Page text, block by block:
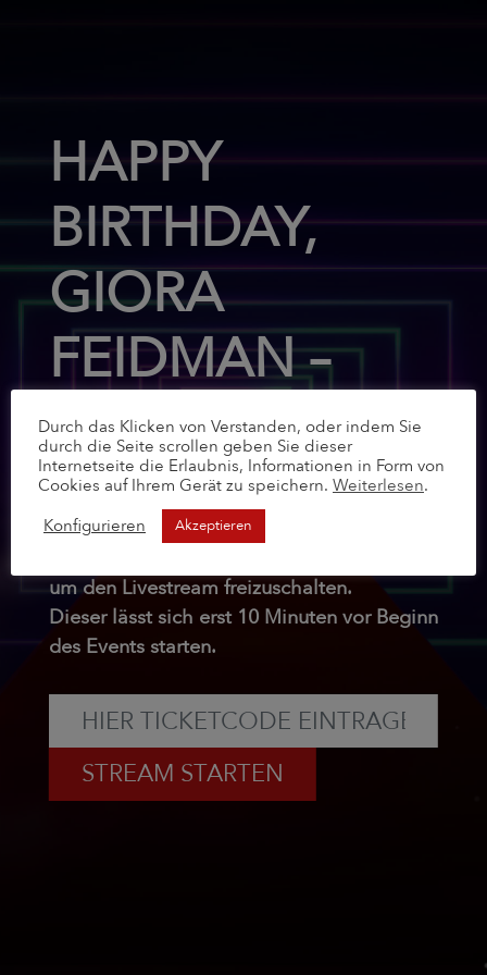
HAPPY
BIRTHDAY,
GIORA
FEIDMAN –
ESSEN
.. Uhr
um den Livestream freizuschalten.
Dieser lässt sich erst 10 Minuten vor Beginn
des Events starten.
STREAM STARTEN
Durch das Klicken von Verstanden, oder indem Sie
durch die Seite scrollen geben Sie dieser
Internetseite die Erlaubnis, Informationen in Form von
Cookies auf Ihrem Gerät zu speichern. Weiterlesen.
Konfigurieren
Akzeptieren